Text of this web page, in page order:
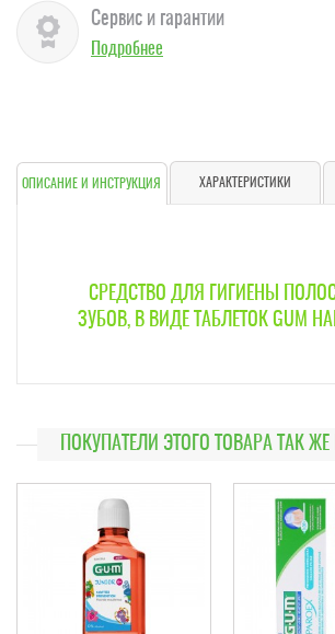
Сервис и гарантии
Подробнее
ОПИСАНИЕ И ИНСТРУКЦИЯ ХАРАКТЕРИСТИКИ
СРЕДСТВО ДЛЯ ГИГИЕНЫ
ЗУБОВ, В ВИДЕ ТАБЛЕТОК GUM
ПОКУПАТЕЛИ ЭТОГО ТОВАРА ТАК